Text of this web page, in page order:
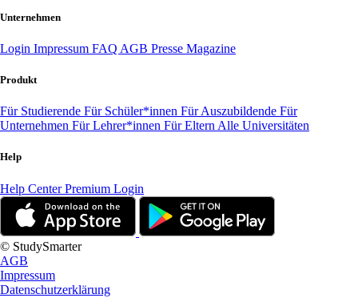
Unternehmen
Login Impressum FAQ AGB Presse Magazine
Produkt
Für Studierende Für Schüler*innen Für Auszubildende Für
Unternehmen Für Lehrer*innen Für Eltern Alle Universitäten
Help
Help CenterPremium Login
© StudySmarter
AGB
Impressum
Datenschutzerklärung